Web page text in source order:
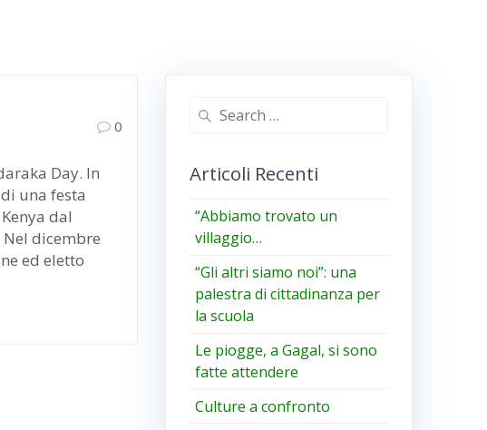
0
Day. In
una festa
dal
dicembre
ed eletto
Search
Articoli Recenti
“Abbiamo trovato un
villaggio…
“Gli altri siamo noi”: una
palestra di cittadinanza per
la scuola
Le piogge, a Gagal, si sono
fatte attendere
Culture a confronto